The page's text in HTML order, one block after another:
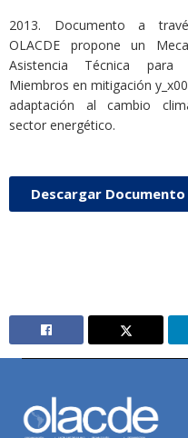
2013. Documento a
OLACDE propone un
Asistencia Técnica para
Miembros en mitigación
adaptación al cambio
sector energético.
Descargar Documento